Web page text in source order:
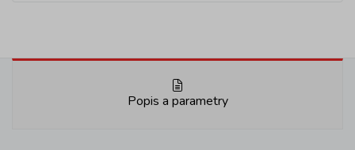
Popis a parametry